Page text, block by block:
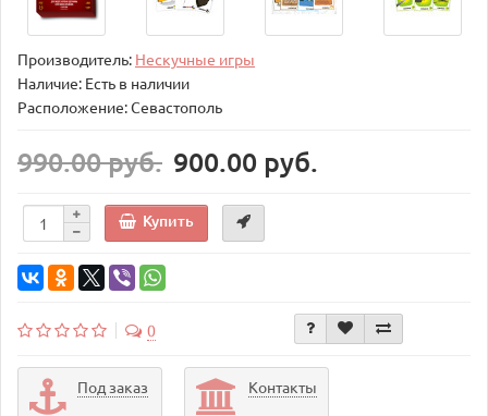
Производитель: Нескучные игры
Наличие: Есть в наличии
Расположение: Севастополь
990.00 руб. 900.00 руб.
Купить
0
Под заказ Контакты